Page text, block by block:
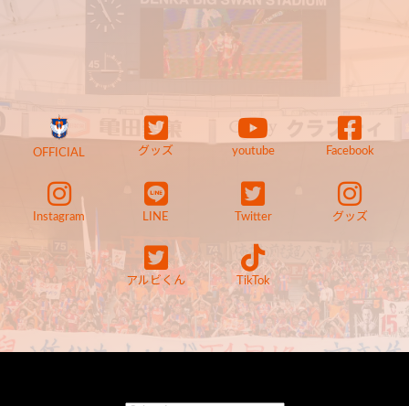
OFFICIAL グッズ youtube Facebook
Instagram LINE Twitter グッズ
アルビくん TikTok